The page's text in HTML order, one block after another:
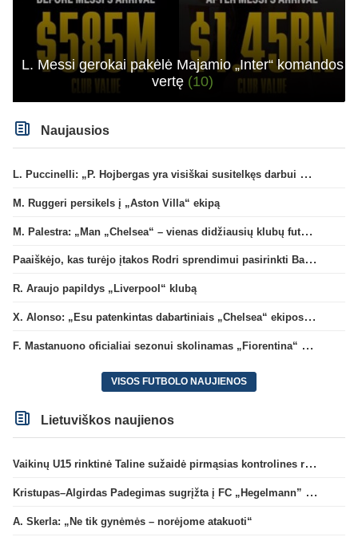
L. Messi gerokai pakėlė Majamio „Inter“ komandos
vertę (10)
Naujausios
L. Puccinelli: „P. Hojbergas yra visiškai susitelkęs darbui Marselyje“
M. Ruggeri persikels į „Aston Villa“ ekipą
M. Palestra: „Man „Chelsea“ – vienas didžiausių klubų futbole“
Paaiškėjo, kas turėjo įtakos Rodri sprendimui pasirinkti Barselonos pusę
R. Araujo papildys „Liverpool“ klubą
X. Alonso: „Esu patenkintas dabartiniais „Chelsea“ ekipos vartininkais“
F. Mastanuono oficialiai sezonui skolinamas „Fiorentina“ ekipai
VISOS FUTBOLO NAUJIENOS
Lietuviškos naujienos
Vaikinų U15 rinktinė Taline sužaidė pirmąsias kontrolines rungtynes
Kristupas–Algirdas Padegimas sugrįžta į FC „Hegelmann” B sudėtį
A. Skerla: „Ne tik gynėmės – norėjome atakuoti“